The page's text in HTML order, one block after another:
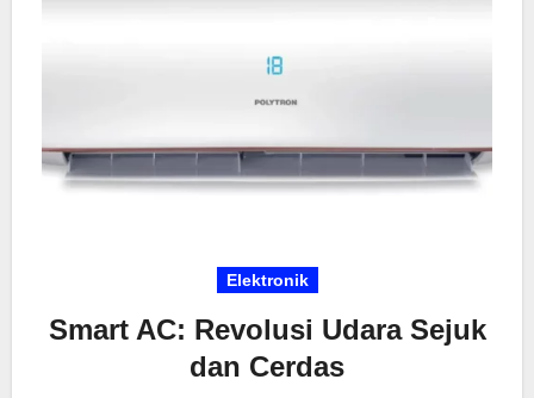
Elektronik
Smart AC: Revolusi Udara Sejuk
dan Cerdas